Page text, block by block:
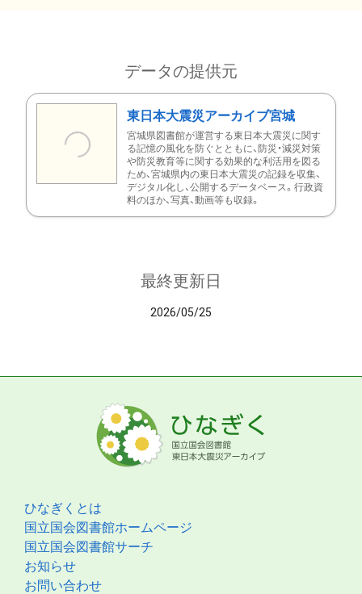
データの提供元
東日本大震災アーカイブ宮城
宮城県図書館が運営する東日本大震災に関す
る記憶の風化を防ぐとともに、防災・減災対策
や防災教育等に関する効果的な利活用を図る
ため、宮城県内の東日本大震災の記録を収集、
デジタル化し、公開するデータベース。行政資
料のほか、写真、動画等も収録。
最終更新日
2026/05/25
ひなぎくとは
国立国会図書館ホームページ
国立国会図書館サーチ
お知らせ
お問い合わせ